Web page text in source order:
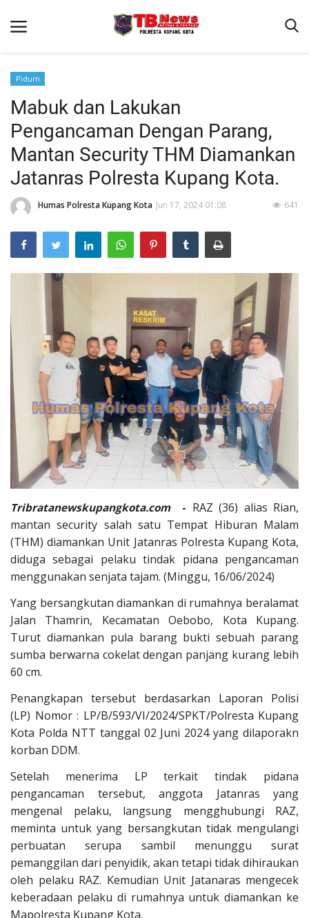
Beranda
Binkam
Terms & Conditions
Reskrim
Lantas
Mitra Polisi
Giat Ops
Polisi Kita
Pidum
Mabuk dan Lakukan
Pengancaman Dengan Parang,
Mantan Security THM Diamankan
Jatanras Polresta Kupang Kota.
Humas Polresta Kupang Kota Jun 17, 2024 01:08 641
Tribratanewskupangkota.com - RAZ (36) alias Rian,
mantan security salah satu Tempat Hiburan Malam
(THM) diamankan Unit Jatanras Polresta Kupang Kota,
diduga sebagai pelaku tindak pidana pengancaman
menggunakan senjata tajam. (Minggu, 16/06/2024)
Yang bersangkutan diamankan di rumahnya beralamat
Jalan Thamrin, Kecamatan Oebobo, Kota Kupang.
Turut diamankan pula barang bukti sebuah parang
sumba berwarna cokelat dengan panjang kurang lebih
60 cm.
Penangkapan tersebut berdasarkan Laporan Polisi
(LP) Nomor : LP/B/593/VI/2024/SPKT/Polresta Kupang
Kota Polda NTT tanggal 02 Juni 2024 yang dilaporakn
korban DDM.
Setelah menerima LP terkait tindak pidana
pengancaman tersebut, anggota Jatanras yang
mengenal pelaku, langsung mengghubungi RAZ,
meminta untuk yang bersangkutan tidak mengulangi
perbuatan serupa sambil menunggu surat
pemanggilan dari penyidik, akan tetapi tidak dihiraukan
oleh pelaku RAZ. Kemudian Unit Jatanaras mengecek
keberadaan pelaku di rumahnya untuk diamankan ke
Mapolresta Kupang Kota.